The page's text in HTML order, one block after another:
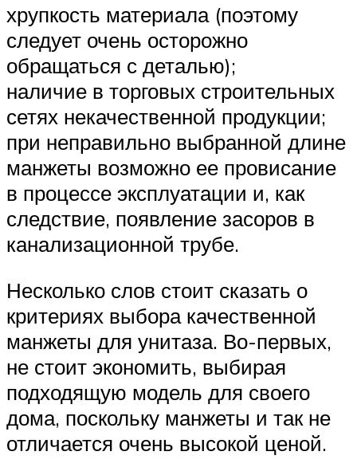
хрупкость материала (поэтому
следует очень осторожно
обращаться с деталью);
наличие в торговых строительных
сетях некачественной продукции;
при неправильно выбранной длине
манжеты возможно ее провисание
в процессе эксплуатации и, как
следствие, появление засоров в
канализационной трубе.
Несколько слов стоит сказать о
критериях выбора качественной
манжеты для унитаза. Во-первых,
не стоит экономить, выбирая
подходящую модель для своего
дома, поскольку манжеты и так не
отличается очень высокой ценой.